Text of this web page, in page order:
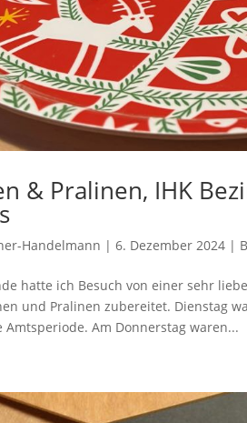
& Pralinen, IHK
Handelmann |6. Dezember 2024 |
hatte ich Besuch von einer sehr
und Pralinen zubereitet. Dienstag
Amtsperiode. Am Donnerstag waren...